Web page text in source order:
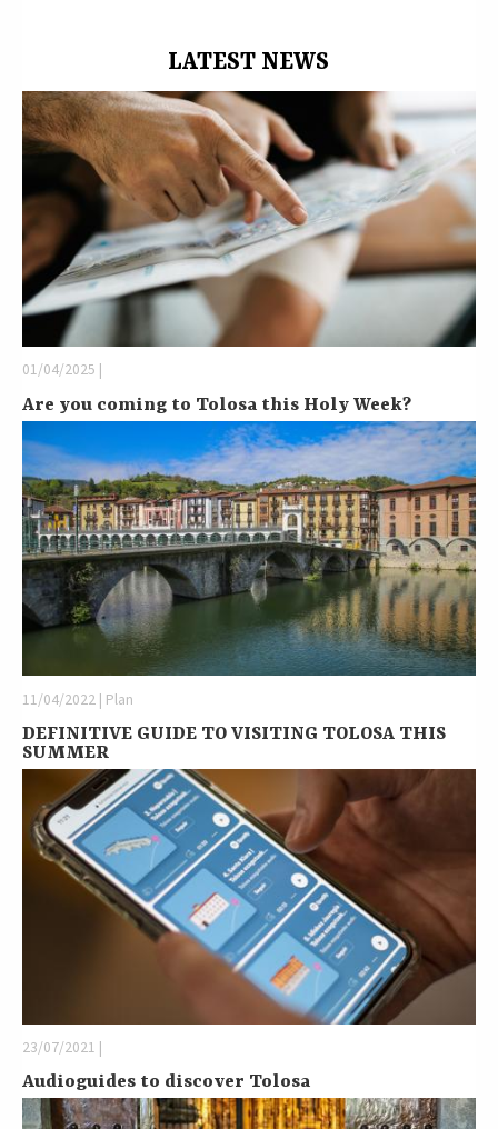
LATEST NEWS
01/04/2025 |
Are you coming to Tolosa this Holy Week?
11/04/2022 | Plan
DEFINITIVE GUIDE TO VISITING TOLOSA THIS
SUMMER
23/07/2021 |
Audioguides to discover Tolosa